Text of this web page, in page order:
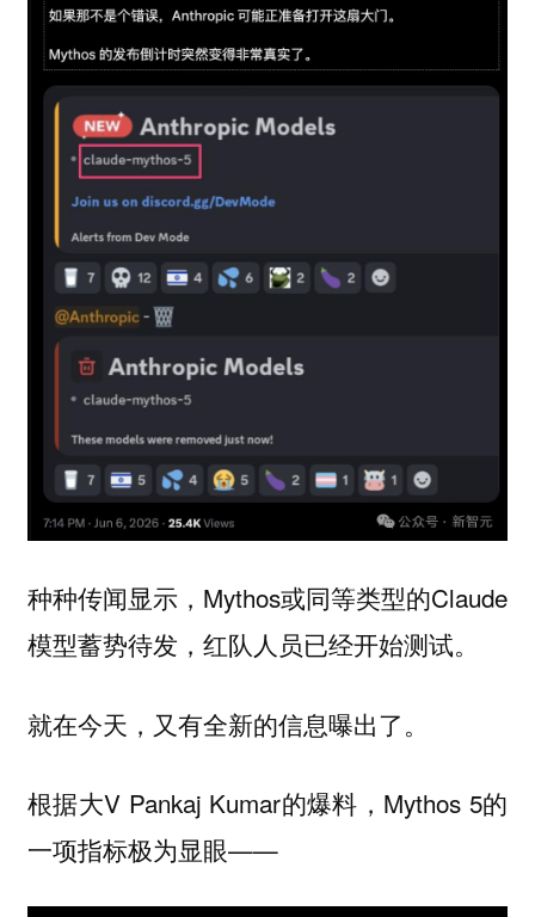
种种传闻显示，Mythos或同等类型的Claude
模型蓄势待发，红队人员已经开始测试。
就在今天，又有全新的信息曝出了。
根据大V Pankaj Kumar的爆料，Mythos 5的
一项指标极为显眼——